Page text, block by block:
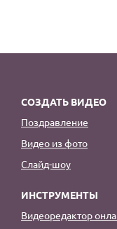
СОЗДАТЬ ВИДЕО
Поздравление
Видео из фото
Слайд-шоу
ИНСТРУМЕНТЫ
Видеоредактор